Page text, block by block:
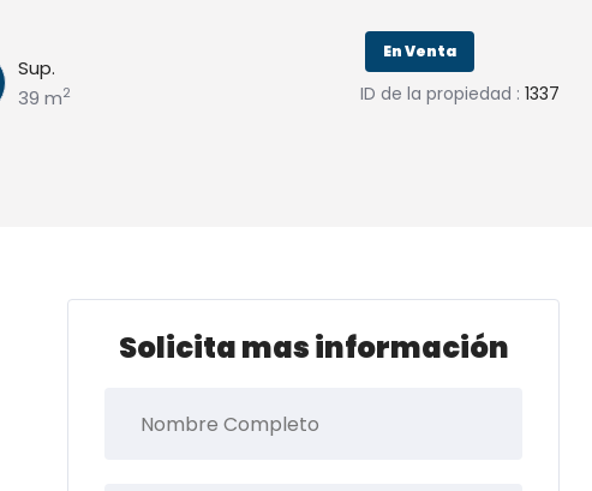
Sup.
39 m2
En Venta
ID de la propiedad : 1337
Solicita mas información